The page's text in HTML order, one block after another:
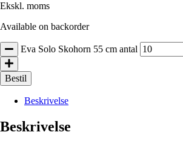
Ekskl. moms
Available on backorder
Eva Solo Skohorn 55 cm antal
Bestil
Beskrivelse
Beskrivelse